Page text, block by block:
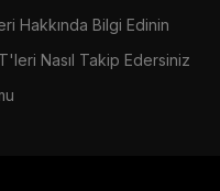
Hakkında Bilgi Edinin
Nasıl Takip Edersiniz